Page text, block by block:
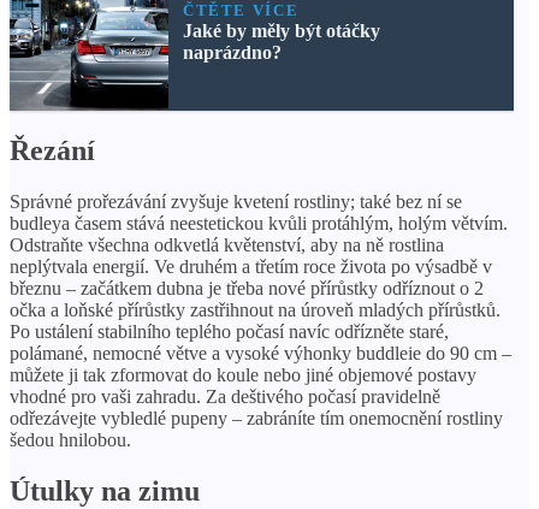
ČTĚTE VÍCE
Jaké by měly být otáčky
naprázdno?
Řezání
Správné prořezávání zvyšuje kvetení rostliny; také bez ní se
budleya časem stává neestetickou kvůli protáhlým, holým větvím.
Odstraňte všechna odkvetlá květenství, aby na ně rostlina
neplýtvala energií. Ve druhém a třetím roce života po výsadbě v
březnu – začátkem dubna je třeba nové přírůstky odříznout o 2
očka a loňské přírůstky zastřihnout na úroveň mladých přírůstků.
Po ustálení stabilního teplého počasí navíc odřízněte staré,
polámané, nemocné větve a vysoké výhonky buddleie do 90 cm –
můžete ji tak zformovat do koule nebo jiné objemové postavy
vhodné pro vaši zahradu. Za deštivého počasí pravidelně
odřezávejte vybledlé pupeny – zabráníte tím onemocnění rostliny
šedou hnilobou.
Útulky na zimu